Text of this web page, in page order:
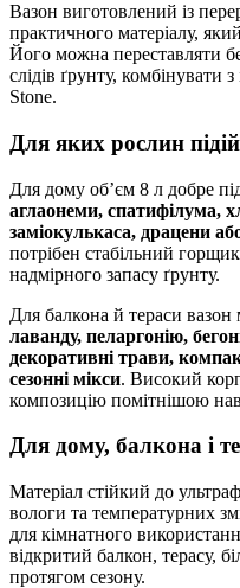
Вазон виготовлений із
практичного матеріалу,
Його можна переставляти
слідів ґрунту, комбінувати
Stone.
Для яких рослин
Для дому об’єм 8 л добре
аглаонеми, спатифілума,
заміокулькаса, драцени
потрібен стабільний
надмірного запасу ґрунту.
Для балкона й тераси
лаванду, пеларгонію,
декоративні трави,
сезонні мікси. Високий
композицію помітнішою
Для дому, балкона і
Матеріал стійкий до
вологи та температурних
для кімнатного
відкритий балкон, терасу,
протягом сезону.